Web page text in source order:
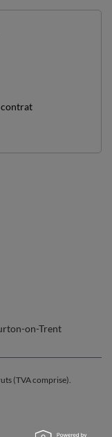
contrat
on-Trent
(TVA comprise).